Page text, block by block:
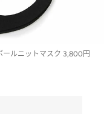
ールニットマスク 3,800円